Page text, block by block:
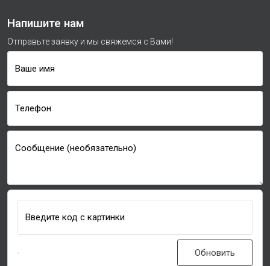
Напишите нам
Отправьте заявку и мы свяжемся с Вами!
Ваше имя
Телефон
Сообщение (необязательно)
Введите код с картинки
Обновить